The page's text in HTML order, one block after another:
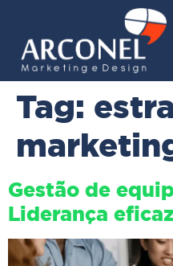
Tag:
Gestão de
Liderança